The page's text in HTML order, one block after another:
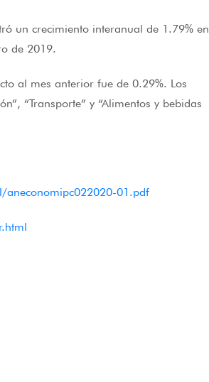
un crecimiento interanual de 1.79% en
de 2019.
al mes anterior fue de 0.29%. Los
“Transporte” y “Alimentos y bebidas
aneconomipc022020-01.pdf